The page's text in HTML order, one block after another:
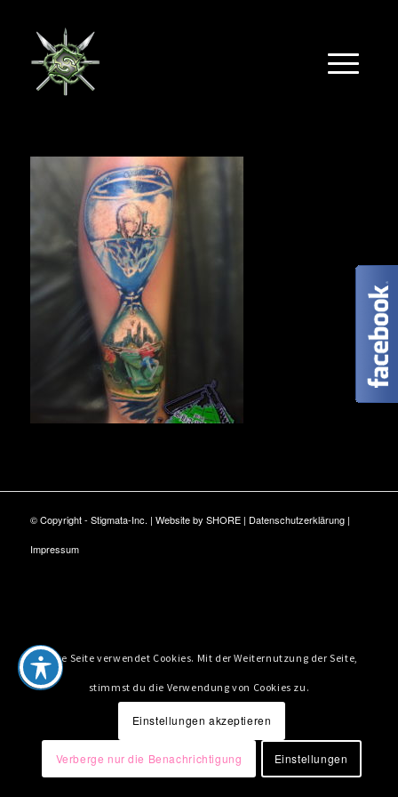
© Copyright - Stigmata-Inc. | Website by SHORE| Datenschutzerklärung|
Impressum
Diese Seite verwendet Cookies. Mit der Weiternutzung der Seite,
stimmst du die Verwendung von Cookies zu.
Einstellungen akzeptieren
Verberge nur die Benachrichtigung Einstellungen